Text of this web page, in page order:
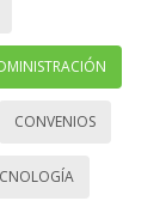
CONVENIOS